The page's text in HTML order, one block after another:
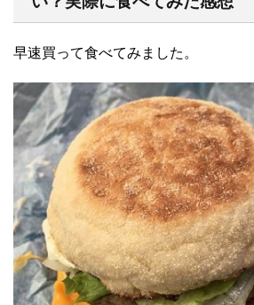
早速買って食べてみました。